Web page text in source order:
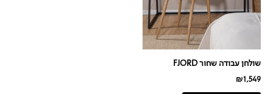
שולחן עבודה שחור FJORD
₪1,549